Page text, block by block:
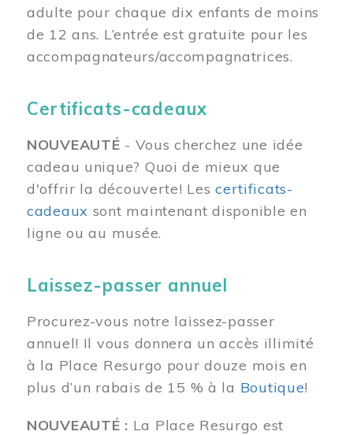
adulte pour chaque dix enfants de moins
de 12 ans. L’entrée est gratuite pour les
accompagnateurs/accompagnatrices.
Certificats-cadeaux
NOUVEAUTÉ - Vous cherchez une idée
cadeau unique? Quoi de mieux que
d'offrir la découverte! Lescertificats-
cadeaux sont maintenant disponible en
ligne ou au musée.
Laissez-passer annuel
Procurez-vous notre laissez-passer
annuel! Il vous donnera un accès illimité
à la Place Resurgo pour douze mois en
plus d’un rabais de 15 % à la Boutique!
NOUVEAUTÉ : La Place Resurgo est